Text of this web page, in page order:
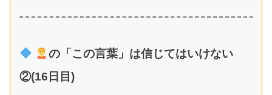
の「この言葉」は信じてはいけない
②(16日目)